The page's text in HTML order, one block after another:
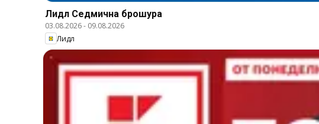
Лидл Cедмична брошура
03.08.2026- 09.08.2026
Лидл